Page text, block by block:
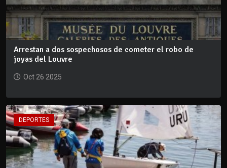
Arrestan a dos sospechosos de cometer el robo de
joyas del Louvre
Oct 26 2025
DEPORTES